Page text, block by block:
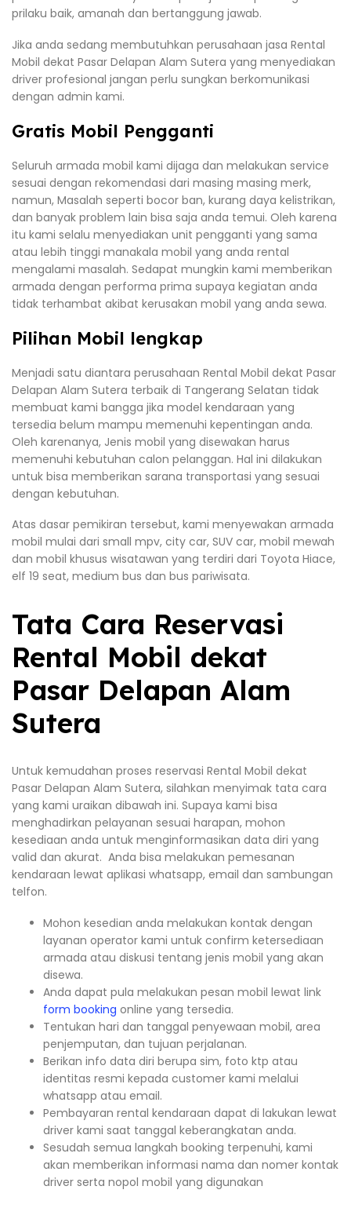
prilaku baik, amanah dan bertanggung jawab.
Jika anda sedang membutuhkan perusahaan jasa Rental
Mobil dekat Pasar Delapan Alam Sutera yang menyediakan
driver profesional jangan perlu sungkan berkomunikasi
dengan admin kami.
Gratis Mobil Pengganti
Seluruh armada mobil kami dijaga dan melakukan service
sesuai dengan rekomendasi dari masing masing merk,
namun, Masalah seperti bocor ban, kurang daya kelistrikan,
dan banyak problem lain bisa saja anda temui. Oleh karena
itu kami selalu menyediakan unit pengganti yang sama
atau lebih tinggi manakala mobil yang anda rental
mengalami masalah. Sedapat mungkin kami memberikan
armada dengan performa prima supaya kegiatan anda
tidak terhambat akibat kerusakan mobil yang anda sewa.
Pilihan Mobil lengkap
Menjadi satu diantara perusahaan Rental Mobil dekat Pasar
Delapan Alam Sutera terbaik di Tangerang Selatan tidak
membuat kami bangga jika model kendaraan yang
tersedia belum mampu memenuhi kepentingan anda.
Oleh karenanya, Jenis mobil yang disewakan harus
memenuhi kebutuhan calon pelanggan. Hal ini dilakukan
untuk bisa memberikan sarana transportasi yang sesuai
dengan kebutuhan.
Atas dasar pemikiran tersebut, kami menyewakan armada
mobil mulai dari small mpv, city car, SUV car, mobil mewah
dan mobil khusus wisatawan yang terdiri dari Toyota Hiace,
elf 19 seat, medium bus dan bus pariwisata.
Tata Cara Reservasi
Rental Mobil dekat
Pasar Delapan Alam
Sutera
Untuk kemudahan proses reservasi Rental Mobil dekat
Pasar Delapan Alam Sutera, silahkan menyimak tata cara
yang kami uraikan dibawah ini. Supaya kami bisa
menghadirkan pelayanan sesuai harapan, mohon
kesediaan anda untuk menginformasikan data diri yang
valid dan akurat. Anda bisa melakukan pemesanan
kendaraan lewat aplikasi whatsapp, email dan sambungan
telfon.
Mohon kesedian anda melakukan kontak dengan
layanan operator kami untuk confirm ketersediaan
armada atau diskusi tentang jenis mobil yang akan
disewa.
Anda dapat pula melakukan pesan mobil lewat link
form booking online yang tersedia.
Tentukan hari dan tanggal penyewaan mobil, area
penjemputan, dan tujuan perjalanan.
Berikan info data diri berupa sim, foto ktp atau
identitas resmi kepada customer kami melalui
whatsapp atau email.
Pembayaran rental kendaraan dapat di lakukan lewat
driver kami saat tanggal keberangkatan anda.
Sesudah semua langkah booking terpenuhi, kami
akan memberikan informasi nama dan nomer kontak
driver serta nopol mobil yang digunakan